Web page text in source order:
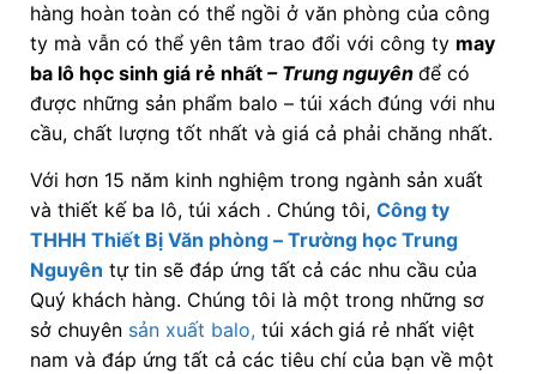
hàng hoàn toàn có thể ngồi ở văn phòng của công
ty mà vẫn có thể yên tâm trao đổi với công ty may
ba lô học sinh giá rẻ nhất– Trung nguyên để có
được những sản phẩm balo – túi xách đúng với nhu
cầu, chất lượng tốt nhất và giá cả phải chăng nhất.
Với hơn 15 năm kinh nghiệm trong ngành sản xuất
và thiết kế ba lô, túi xách . Chúng tôi, Công ty
THHH Thiết Bị Văn phòng – Trường học Trung
Nguyên tự tin sẽ đáp ứng tất cả các nhu cầu của
Quý khách hàng. Chúng tôi là một trong những sơ
sở chuyên sản xuất balo, túi xách giá rẻ nhất việt
nam và đáp ứng tất cả các tiêu chí của bạn về một